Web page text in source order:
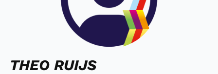
THEO RUIJS